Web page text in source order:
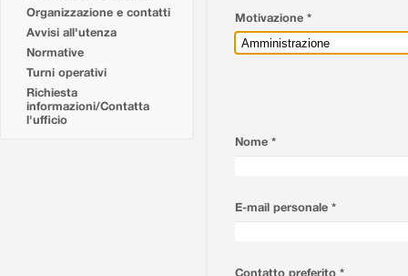
Organizzazione e contatti
Avvisi all'utenza
Normative
Turni operativi
Richiesta
informazioni/Contatta
l'ufficio
Motivazione *
Nome *
E-mail personale *
Contatto preferito *